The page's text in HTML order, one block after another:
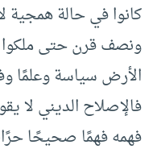
كانوا في حالة
ونصف قرن حتى ملكوا
الأرض سياسة وعلمًا
فالإصلاح الديني لا
فهمه فهمًا صحيحًا